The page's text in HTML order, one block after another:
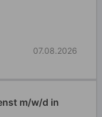
07.08.2026
m/w/d in